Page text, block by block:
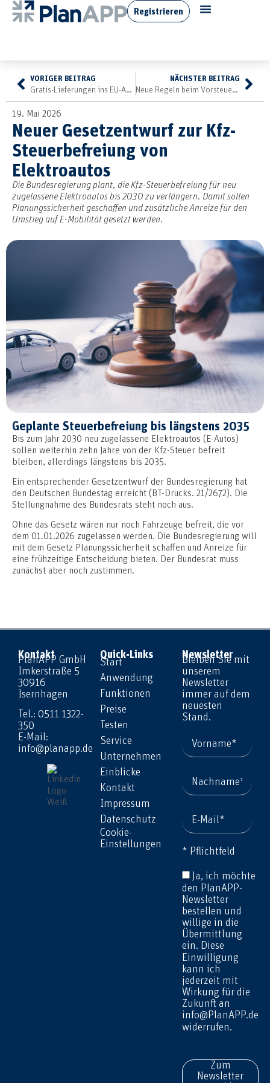
Registrieren
VORIGER BEITRAG
Gratis-Lieferungen ins EU-Ausland können in Deutschland umsatzsteuerpflichtig sein
NÄCHSTER BEITRAG
Neue Regeln beim Vorsteuerabzug
19. Mai 2026
Neuer Gesetzentwurf zur Kfz-
Steuerbefreiung von
Elektroautos
Die Bundesregierung plant, die Kfz-Steuerbefreiung für neu
zugelassene Elektroautos bis 2030 zu verlängern. Damit sollen
Planungssicherheit geschaffen und zusätzliche Anreize für den
Umstieg auf E-Mobilität gesetzt werden.
Geplante Steuerbefreiung bis längstens 2035
Bis zum Jahr 2030 neu zugelassene Elektroautos (E-Autos)
sollen weiterhin zehn Jahre von der Kfz-Steuer befreit
bleiben, allerdings längstens bis 2035.
Ein entsprechender Gesetzentwurf der Bundesregierung hat
den Deutschen Bundestag erreicht (BT-Drucks. 21/2672). Die
Stellungnahme des Bundesrats steht noch aus.
Ohne das Gesetz wären nur noch Fahrzeuge befreit, die vor
dem 01.01.2026 zugelassen werden. Die Bundesregierung will
mit dem Gesetz Planungssicherheit schaffen und Anreize für
eine frühzeitige Entscheidung bieten. Der Bundesrat muss
zunächst aber noch zustimmen.
Kontakt
PlanAPP GmbH
Imkerstraße 5
30916
Isernhagen
Tel.: 0511 1322-
350
E-Mail:
info@planapp.de
Quick-Links
Start
Anwendung
Funktionen
Preise
Testen
Service
Unternehmen
Einblicke
Kontakt
Impressum
Datenschutz
Cookie-
Einstellungen
Newsletter
Bleiben Sie mit
unserem
Newsletter
immer auf dem
neuesten
Stand.
* Pflichtfeld
Ja, ich möchte
den PlanAPP-
Newsletter
bestellen und
willige in die
Übermittlung
ein. Diese
Einwilligung
kann ich
jederzeit mit
Wirkung für die
Zukunft an
info@PlanAPP.de
widerrufen.
Zum
Newsletter